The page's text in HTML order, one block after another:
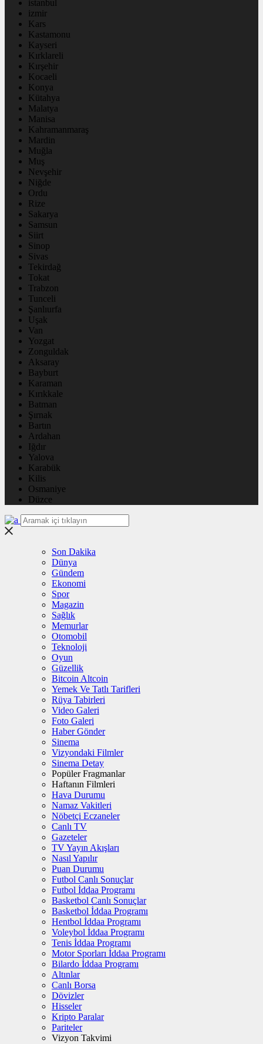
istanbul
izmir
Kars
Kastamonu
Kayseri
Kırklareli
Kırşehir
Kocaeli
Konya
Kütahya
Malatya
Manisa
Kahramanmaraş
Mardin
Muğla
Muş
Nevşehir
Niğde
Ordu
Rize
Sakarya
Samsun
Siirt
Sinop
Sivas
Tekirdağ
Tokat
Trabzon
Tunceli
Şanlıurfa
Uşak
Van
Yozgat
Zonguldak
Aksaray
Bayburt
Karaman
Kırıkkale
Batman
Şırnak
Bartın
Ardahan
Iğdır
Yalova
Karabük
Kilis
Osmaniye
Düzce
Son Dakika
Dünya
Gündem
Ekonomi
Spor
Magazin
Sağlık
Memurlar
Otomobil
Teknoloji
Oyun
Güzellik
Bitcoin Altcoin
Yemek Ve Tatlı Tarifleri
Rüya Tabirleri
Video Galeri
Foto Galeri
Haber Gönder
Sinema
Vizyondaki Filmler
Sinema Detay
Popüler Fragmanlar
Haftanın Filmleri
Hava Durumu
Namaz Vakitleri
Nöbetçi Eczaneler
Canlı TV
Gazeteler
TV Yayın Akışları
Nasıl Yapılır
Puan Durumu
Futbol Canlı Sonuçlar
Futbol İddaa Programı
Basketbol Canlı Sonuçlar
Basketbol İddaa Programı
Hentbol İddaa Programı
Voleybol İddaa Programı
Tenis İddaa Programı
Motor Sporları İddaa Programı
Bilardo İddaa Programı
Altınlar
Canlı Borsa
Dövizler
Hisseler
Kripto Paralar
Pariteler
Vizyon Takvimi